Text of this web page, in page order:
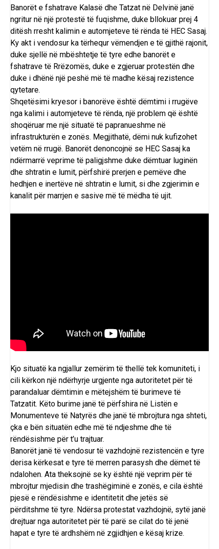
Banorët e fshatrave Kalasë dhe Tatzat në Delvinë janë
ngritur në një protestë të fuqishme, duke bllokuar prej 4
ditësh rresht kalimin e automjeteve të rënda të HEC Sasaj.
Ky akt i vendosur ka tërhequr vëmendjen e të gjithë rajonit,
duke sjellë në mbështetje të tyre edhe banorët e
fshatrave të Rrëzomës, duke e zgjeruar protestën dhe
duke i dhënë një peshë më të madhe kësaj rezistence
qytetare.
Shqetësimi kryesor i banorëve është dëmtimi i rrugëve
nga kalimi i automjeteve të rënda, një problem që është
shoqëruar me një situatë të papranueshme në
infrastrukturën e zonës. Megjithatë, dëmi nuk kufizohet
vetëm në rrugë. Banorët denoncojnë se HEC Sasaj ka
ndërmarrë veprime të paligjshme duke dëmtuar luginën
dhe shtratin e lumit, përfshirë prerjen e pemëve dhe
hedhjen e inertëve në shtratin e lumit, si dhe zgjerimin e
kanalit për marrjen e sasive më të mëdha të ujit.
Kjo situatë ka ngjallur zemërim të thellë tek komuniteti, i
cili kërkon një ndërhyrje urgjente nga autoritetet për të
parandaluar dëmtimin e mëtejshëm të burimeve të
Tatzatit. Këto burime janë të përfshira në Listën e
Monumenteve të Natyrës dhe janë të mbrojtura nga shteti,
çka e bën situatën edhe më të ndjeshme dhe të
rëndësishme për t’u trajtuar.
Banorët janë të vendosur të vazhdojnë rezistencën e tyre
derisa kërkesat e tyre të merren parasysh dhe dëmet të
ndalohen. Ata theksojnë se ky është një veprim për të
mbrojtur mjedisin dhe trashëgiminë e zonës, e cila është
pjesë e rëndësishme e identitetit dhe jetës së
përditshme të tyre. Ndërsa protestat vazhdojnë, sytë janë
drejtuar nga autoritetet për të parë se cilat do të jenë
hapat e tyre të ardhshëm në zgjidhjen e kësaj krize.